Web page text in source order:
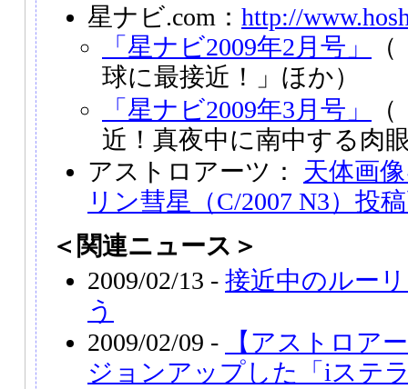
星ナビ.com： http://
「星ナビ2009年2月号」
球に最接近！」ほか）
「星ナビ2009年3月号」
近！真夜中に南中する肉
アストロアーツ： 天体画
リン彗星（C/2007 N3）投
＜関連ニュース＞
2009/02/13 - 接近中のルー
う
2009/02/09 -
【アストロア
ジョンアップした「iステ